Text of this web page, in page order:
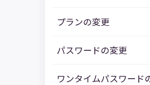
プランの変更
パスワードの変更
ワンタイムパスワード